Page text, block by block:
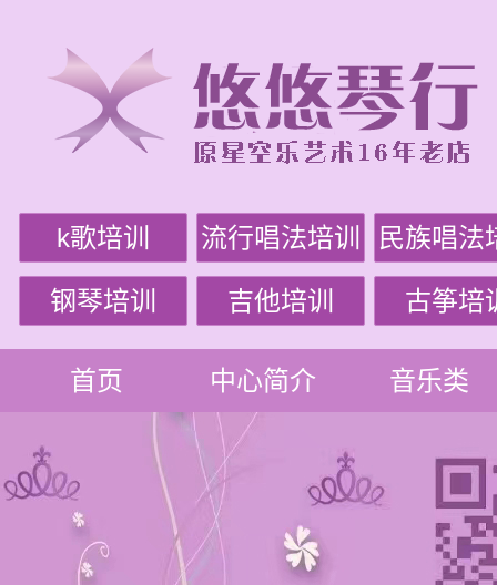
k歌培训 流行唱法培训 民族唱法
钢琴培训 吉他培训 古筝培
首页 中心简介 音乐类